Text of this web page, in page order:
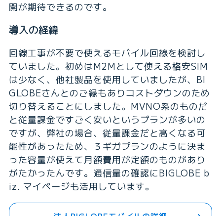
開が期待できるのです。
導入の経緯
回線工事が不要で使えるモバイル回線を検討し
ていました。初めはM2Mとして使える格安SIM
は少なく、他社製品を使用していましたが、BI
GLOBEさんとのご縁もありコストダウンのため
切り替えることにしました。MVNO系のものだ
と従量課金ですごく安いというプランが多いの
ですが、弊社の場合、従量課金だと高くなる可
能性があったため、３ギガプランのように決ま
った容量が使えて月額費用が定額のものがあり
がたかったんです。通信量の確認にBIGLOBE b
iz. マイページも活用しています。